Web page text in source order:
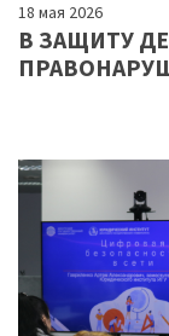
18 мая 2026
В ЗАЩИТУ